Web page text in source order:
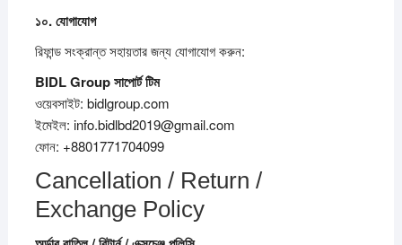
১০.যোগাযোগ
রিফান্ড সংক্রান্ত সহায়তার জন্য যোগাযোগ করুন:
BIDL Groupসাপোর্টটিম
ওয়েবসাইট: bidlgroup.com
ইমেইল: info.bidlbd2019@gmail.com
ফোন: +8801771704099
Cancellation / Return /
Exchange Policy